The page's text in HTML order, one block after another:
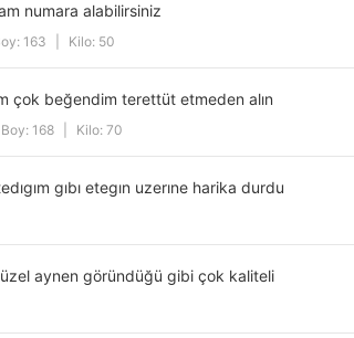
Tekstil
numara alabilirsiniz
163 Kilo: 50
çok beğendim terettüt etmeden alın
Boy: 168 Kilo: 70
gıbı etegın uzerıne harika durdu
aynen göründüğü gibi çok kaliteli